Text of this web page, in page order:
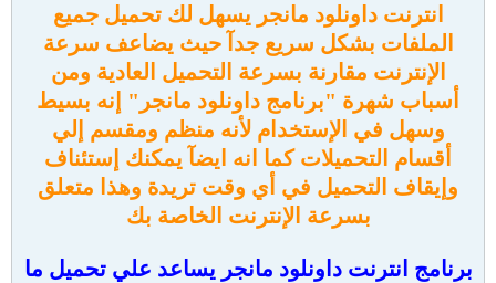
انترنت داونلود مانجر يسهل لك تحميل جميع
الملفات بشكل سريع جدآ حيث يضاعف سرعة
الإنترنت مقارنة بسرعة التحميل العادية ومن
أسباب شهرة "برنامج داونلود مانجر" إنه بسيط
وسهل في الإستخدام لأنه منظم ومقسم إلي
أقسام التحميلات كما انه ايضآ يمكنك إستئناف
وإيقاف التحميل في أي وقت تريدة وهذا متعلق
بسرعة الإنترنت الخاصة بك
برنامج انترنت داونلود مانجر يساعد علي تحميل ما